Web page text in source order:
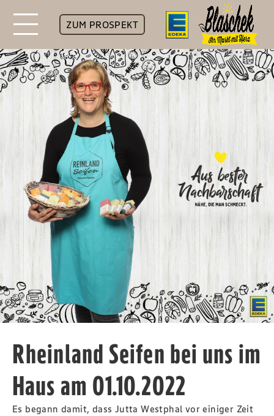
ZUM PROSPEKT
Rheinland Seifen bei uns im
Haus am 01.10.2022
Es begann damit, dass Jutta Westphal vor einiger Zeit